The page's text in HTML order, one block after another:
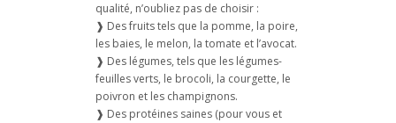
qualité, n’oubliez pas de choisir :
❱ Des fruits tels que la pomme, la poire,
les baies, le melon, la tomate et l’avocat.
❱ Des légumes, tels que les légumes-
feuilles verts, le brocoli, la courgette, le
poivron et les champignons.
❱ Des protéines saines (pour vous et